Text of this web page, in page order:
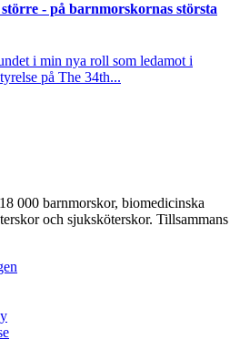
- på barnmorskornas största
i min nya roll som ledamot i
på The 34th...
000 barnmorskor, biomedicinska
och sjuksköterskor. Tillsammans